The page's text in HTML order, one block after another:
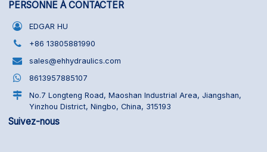
PERSONNE À CONTACTER
EDGAR HU
+86 13805881990
sales@ehhydraulics.com
8613957885107
No.7 Longteng Road, Maoshan Industrial Area, Jiangshan,
Yinzhou District, Ningbo, China, 315193
Suivez-nous